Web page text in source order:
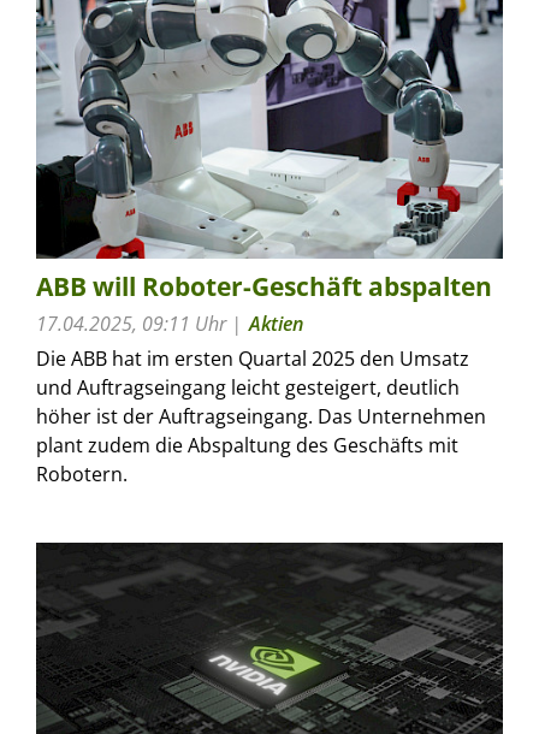
ABB will Roboter-Geschäft abspalten
17.04.2025, 09:11 Uhr
Aktien
Die ABB hat im ersten Quartal 2025 den Umsatz
und Auftragseingang leicht gesteigert, deutlich
höher ist der Auftragseingang. Das Unternehmen
plant zudem die Abspaltung des Geschäfts mit
Robotern.